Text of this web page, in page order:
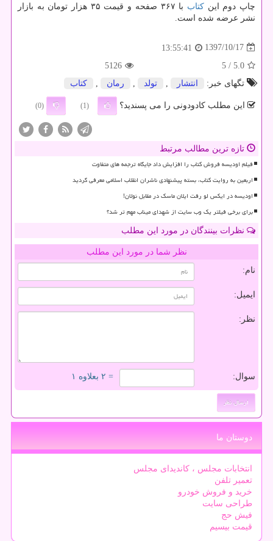
چاپ دوم اینكتاب
با ۳۶۷ صفحه و قیمت ۳۵ هزار تومان به بازار
نشر عرضه شده است.
1397/10/17
13:55:41
5.0
/ 5
5126
تگهای خبر:
انتشار تولد رمان كتاب
این مطلب کادودونی را می پسندید؟ (1)
(0)
تازه ترین مطالب مرتبط
فیلم اودیسه فروش کتاب را افزایش داد جایگاه ترجمه های متفاوت
اربعین به روایت کتاب، بسته پیشنهادی ناشران انقلاب اسلامی معرفی گردید
اودیسه در ایکس لو رفت ایلان ماسک در مقابل نولان!
برای برخی فیلتر یک وب سایت از شهدای میناب مهم تر شد؟
نظرات بینندگان در مورد این مطلب
نظر شما در مورد این مطلب
نام:
ایمیل:
نظر:
سوال: = ۲ بعلاوه ۱
دوستان ما
انتخابات مجلس ، کاندیدای مجلس
تعمیر تلفن
خرید و فروش خودرو
طراحی سایت
فیش حج
قیمت بیسیم